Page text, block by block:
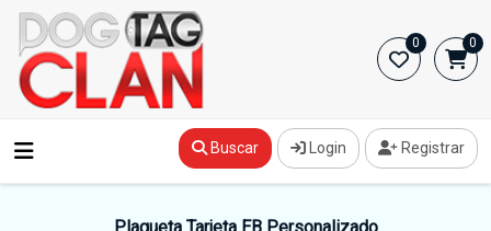
0 0
Buscar Login Registrar
Plaqueta Tarjeta EB Personalizado